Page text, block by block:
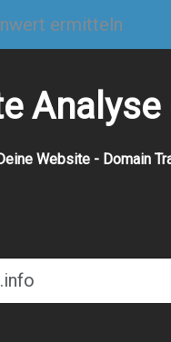
Analyse
Website - Domain